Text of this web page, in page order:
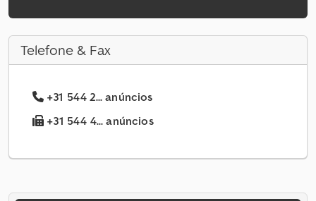
Telefone & Fax
+31 544 2... anúncios
+31 544 4... anúncios